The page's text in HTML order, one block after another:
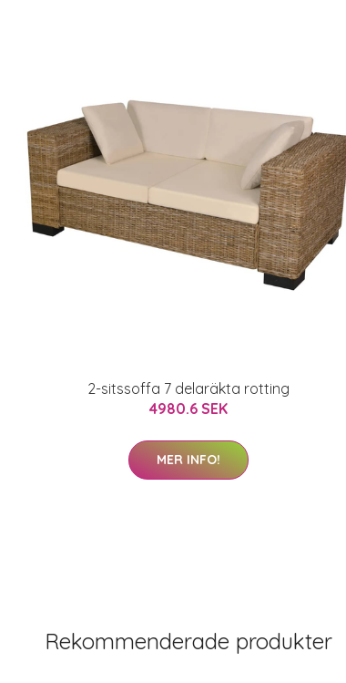
2-sitssoffa 7 delaräkta rotting
4980.6 SEK
MER INFO!
Rekommenderade produkter